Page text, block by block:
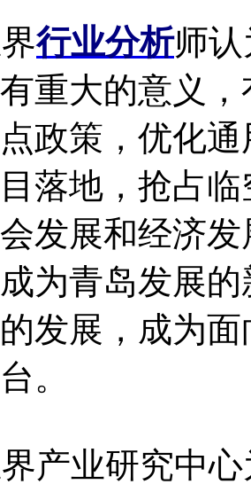
行业分析师
重大的意义
政策，优化
落地，抢占
发展和经济
为青岛发展
发展，成为
。
业研究中心